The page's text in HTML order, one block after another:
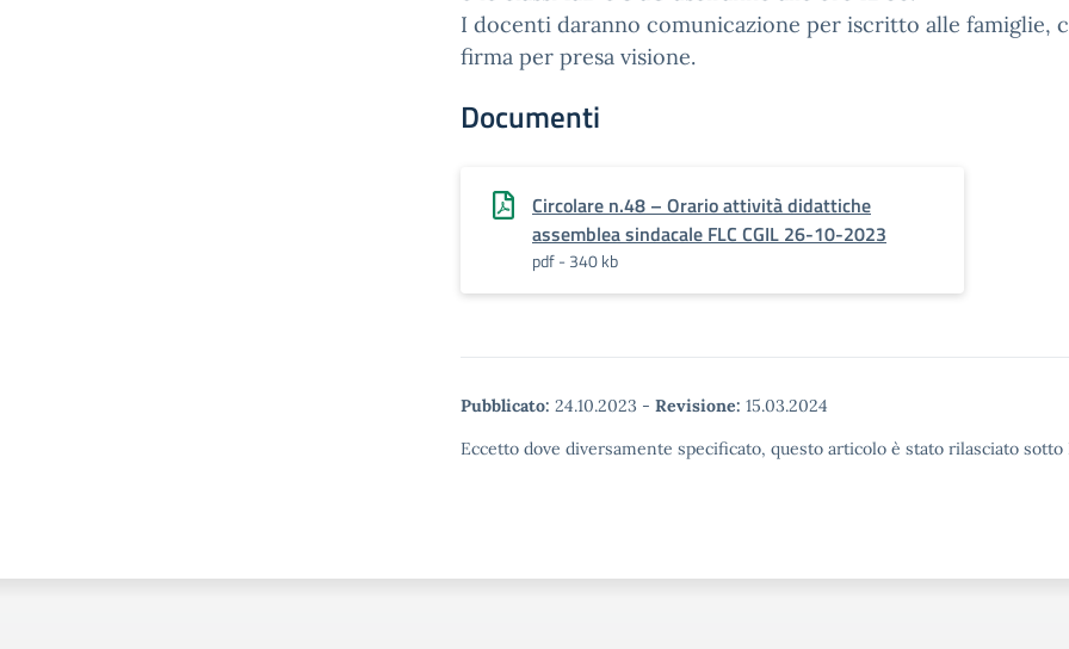
I docenti daranno comunicazione per iscritto alle famiglie,
firma per presa visione.
Documenti
Circolare n.48 – Orario attività didattiche
assemblea sindacale FLC CGIL 26-10-2023
pdf - 340 kb
Pubblicato: 24.10.2023 - Revisione: 15.03.2024
Eccetto dove diversamente specificato, questo articolo è stato rilasciato